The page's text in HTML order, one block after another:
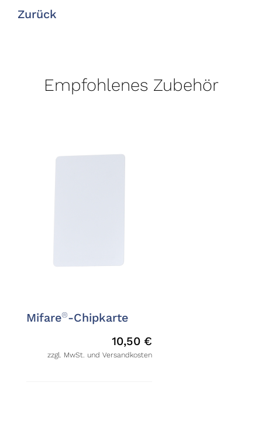
Zurück
Empfohlenes Zubehör
Mifare®-Chipkarte
10,50 €
zzgl. MwSt. und Versandkosten